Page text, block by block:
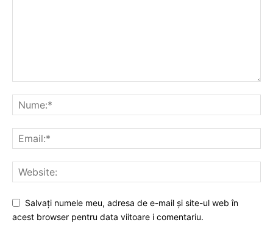
Publică gratuit anunțul tău!
Contact
Emisiuni
Prelucrarea datelor cu caracter personal
Salvați numele meu, adresa de e-mail și site-ul web în
acest browser pentru data viitoare i comentariu.